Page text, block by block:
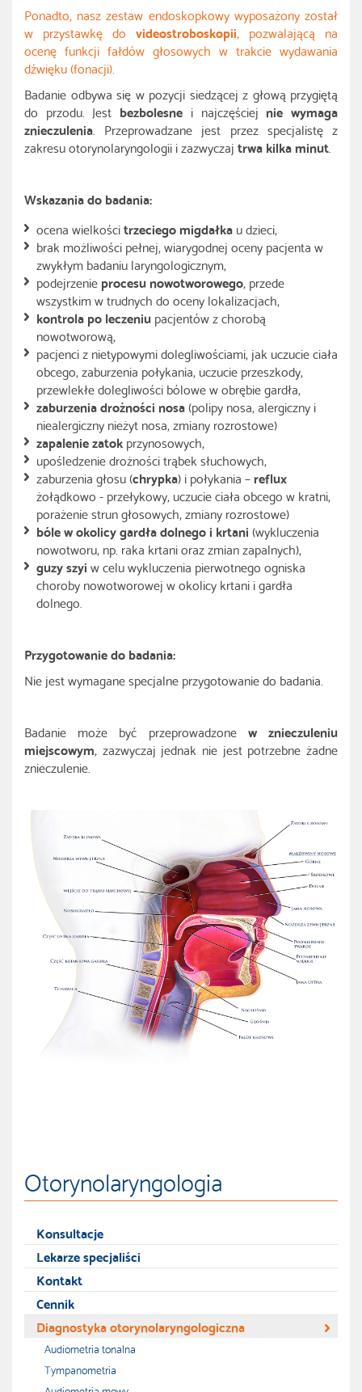
Ponadto, nasz zestaw endoskopkowy wyposażony został
w przystawkę do videostroboskopii, pozwalającą na
ocenę funkcji fałdów głosowych w trakcie wydawania
dźwięku (fonacji).
Badanie odbywa się w pozycji siedzącej z głową przygiętą
do przodu. Jest bezbolesne i najczęściej nie wymaga
znieczulenia. Przeprowadzane jest przez specjalistę z
zakresu otorynolaryngologii i zazwyczajtrwa kilka minut.
Wskazania do badania:
ocena wielkościtrzeciego migdałkau dzieci,
brak możliwości pełnej, wiarygodnej oceny pacjenta w
zwykłym badaniu laryngologicznym,
podejrzenieprocesu nowotworowego, przede
wszystkim w trudnych do oceny lokalizacjach,
kontrola po leczeniupacjentów z chorobą
nowotworową,
pacjenci z nietypowymi dolegliwościami, jak uczucie ciała
obcego, zaburzenia połykania, uczucie przeszkody,
przewlekłe dolegliwości bólowe w obrębie gardła,
zaburzenia drożności nosa(polipy nosa, alergiczny i
niealergiczny nieżyt nosa, zmiany rozrostowe)
zapalenie zatokprzynosowych,
upośledzenie drożności trąbek słuchowych,
zaburzenia głosu (chrypka) i połykania –reflux
żołądkowo - przełykowy, uczucie ciała obcego w kratni,
porażenie strun głosowych, zmiany rozrostowe)
bóle w okolicy gardła dolnego i krtani(wykluczenia
nowotworu, np. raka krtani oraz zmian zapalnych),
guzy szyiw celu wykluczenia pierwotnego ogniska
choroby nowotworowej w okolicy krtani i gardła
dolnego.
Przygotowanie do badania:
Nie jest wymagane specjalne przygotowanie do badania.
Badanie może być przeprowadzone w znieczuleniu
miejscowym, zazwyczaj jednak nie jest potrzebne żadne
znieczulenie.
Otorynolaryngologia
Konsultacje
Lekarze specjaliści
Kontakt
Cennik
Diagnostyka otorynolaryngologiczna
Audiometria tonalna
Tympanometria